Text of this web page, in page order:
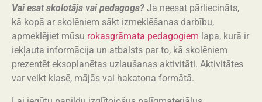
Vai esat skolotājs vai pedagogs? Ja neesat pārliecināts,
kā kopā ar skolēniem sākt izmeklēšanas darbību,
apmeklējiet mūsu rokasgrāmata pedagogiem lapa, kurā ir
iekļauta informācija un atbalsts par to, kā skolēniem
prezentēt eksoplanētas uzlaušanas aktivitāti. Aktivitātes
var veikt klasē, mājās vai hakatona formātā.